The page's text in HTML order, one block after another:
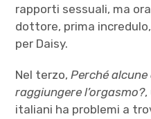
rapporti sessuali, ma
dottore, prima
per Daisy.
Nel terzo,Perché
raggiungere l’orgasmo?,
italiani ha problemi a